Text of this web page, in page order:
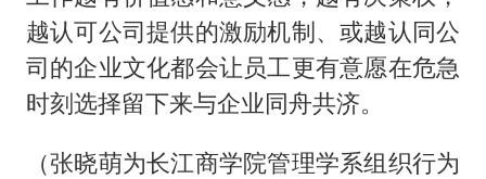
越认可公司提供的激励机制、或越认同公
司的企业文化都会让员工更有意愿在危急
时刻选择留下来与企业同舟共济。
（张晓萌为长江商学院管理学系组织行为